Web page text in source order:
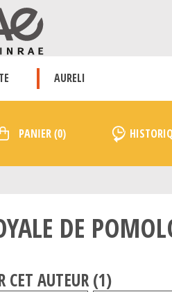
AURELI
DE
CET AUTEUR (1)